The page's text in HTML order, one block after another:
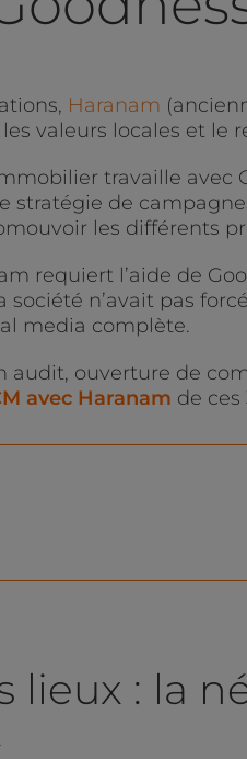
Haranam
valeurs locales et le
travaille avec
stratégie de
les différents
requiert l’aide de
société n’avait pas
media complète.
audit, ouverture de
avec Haranam de ces
lieux : la